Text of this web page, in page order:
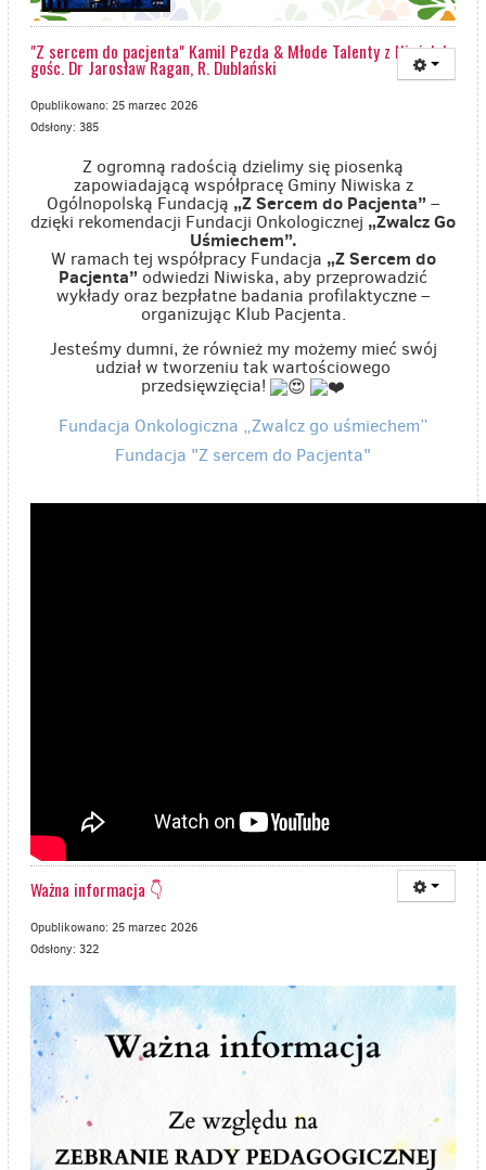
"Z sercem do pacjenta" Kamil Pezda & Młode Talenty z Niwisk |
gośc. Dr Jarosław Ragan, R. Dublański
Opublikowano: 25 marzec 2026
Odsłony: 385
Z ogromną radością dzielimy się piosenką
zapowiadającą współpracę Gminy Niwiska z
Ogólnopolską Fundacją „Z Sercem do Pacjenta”–
dzięki rekomendacji Fundacji Onkologicznej „Zwalcz Go
Uśmiechem”.
W ramach tej współpracy Fundacja „Z Sercem do
Pacjenta” odwiedzi Niwiska, aby przeprowadzić
wykłady oraz bezpłatne badania profilaktyczne –
organizując Klub Pacjenta.
Jesteśmy dumni, że również my możemy mieć swój
udział w tworzeniu tak wartościowego
przedsięwzięcia!
Fundacja Onkologiczna „Zwalcz go uśmiechem”
Fundacja "Z sercem do Pacjenta"
Ważna informacja 👇
Opublikowano: 25 marzec 2026
Odsłony: 322